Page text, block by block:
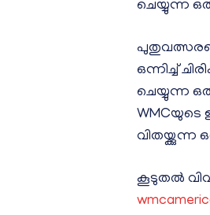
ചെയ്യുന്ന
ഒന്നിച്ച്
ചെയ്യുന്ന
വിതയ്ക്കുന്ന
കൂടുതൽ